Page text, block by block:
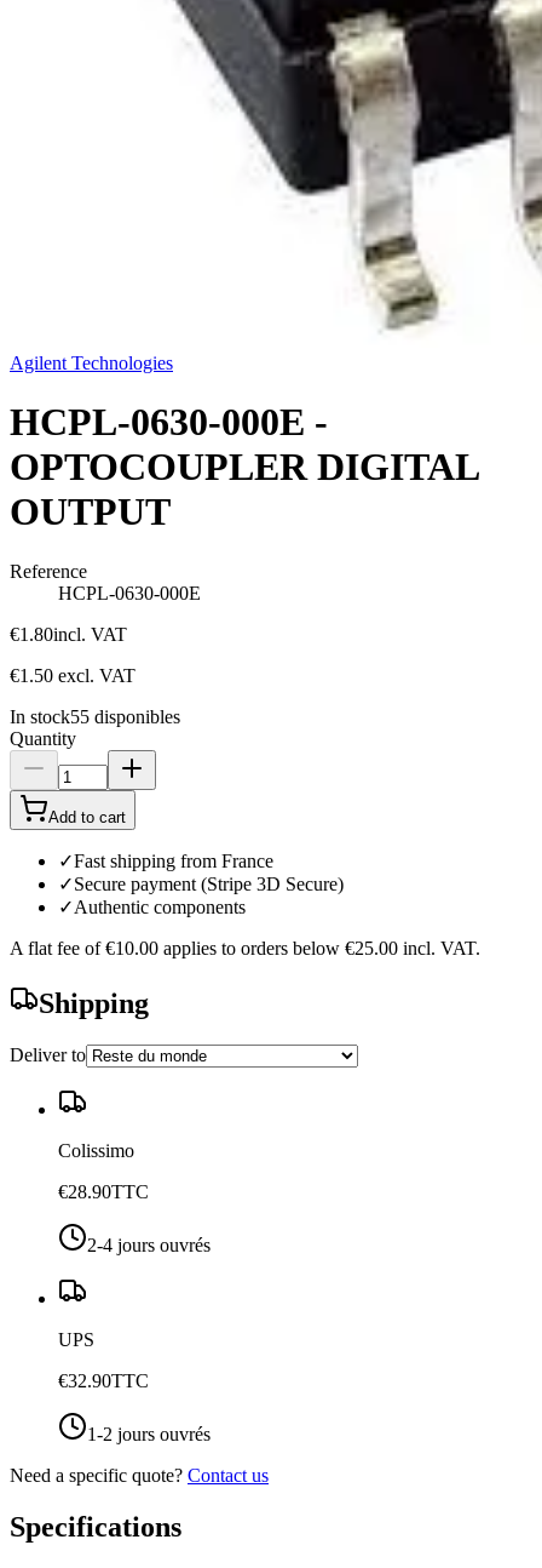
Agilent Technologies
HCPL-0630-000E -
OPTOCOUPLER DIGITAL
OUTPUT
Reference
HCPL-0630-000E
€1.80incl. VAT
€1.50 excl. VAT
In stock55 disponibles
Quantity
Add to cart
✓Fast shipping from France
✓Secure payment (Stripe 3D Secure)
✓Authentic components
A flat fee of €10.00 applies to orders below €25.00 incl. VAT.
Shipping
Deliver to
Colissimo
€28.90TTC
2-4 jours ouvrés
UPS
€32.90TTC
1-2 jours ouvrés
Need a specific quote? Contact us
Specifications